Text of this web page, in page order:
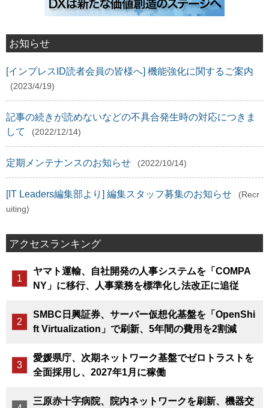
お知らせ
[インプレスID読者会員の皆様へ] 機能強化に関するご案内
(2023/4/19)
記事の続きが読めないなどの不具合発生時の対応につきま
して
(2022/12/14)
定期メンテナンスのお知らせ (2022/10/14)
[IT Leaders編集部より] 編集スタッフ募集のお知らせ
(Recr
uiting)
アクセスランキング
ヤマト運輸、自社開発の人事システムを「COMPA
NY」に移行、人事業務を標準化し法改正に追従
SMBC日興証券、サーバー仮想化基盤を「OpenShi
ft Virtualization」で刷新、5年間の費用を2割減
愛媛県庁、次期ネットワーク基盤でゼロトラストを
全面採用し、2027年1月に稼働
三原赤十字病院、院内ネットワークを刷新、機器交